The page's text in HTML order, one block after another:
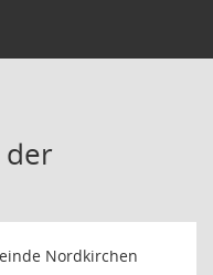
der
Nordkirchen